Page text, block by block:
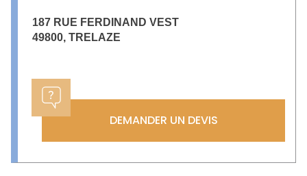
187 RUE FERDINAND VEST
49800, TRELAZE
DEMANDER UN DEVIS